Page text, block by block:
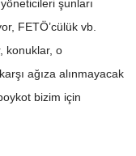
şunları
FETÖ’cülük vb.
konuklar, o
ağıza alınmayacak
bizim için